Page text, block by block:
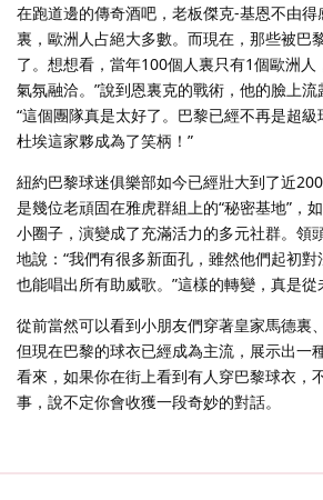
在跑道邊的傳奇酒吧，老板傑克-基恩不由得
裏，歐洲人占絕大多數。而現在，那些被巴
了。想想看，當年100個人裏只有1個歐洲人
氣氛融洽。”說到恩裏克的戰術，他的臉上流
“這個團隊真是太好了。巴黎已經不再是超
杜埃這家夥成為了笑柄！”
紐約巴黎球迷俱樂部如今已經壯大到了近
是幾位老頑固在雅虎群組上的“秘密基地”，
小圈子，演變成了充滿活力的多元社群。領
地說：“我們有很多新面孔，雖然他們起初
也能唱出所有助威歌。”這樣的轉變，真是從
從前當然可以看到小朋友們穿著皇家馬德裏
但現在巴黎的球衣已經成為主流，展示出一
看來，如果你在街上看到有人穿巴黎球衣，
事，說不定你會收獲一段奇妙的對話。